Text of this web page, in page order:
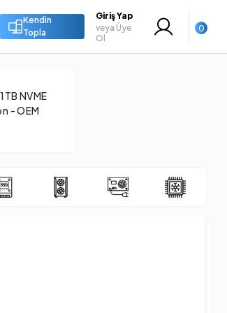
Kendin
Topla
Giriş Yap
veya Üye
Ol
0
NVME
- OEM